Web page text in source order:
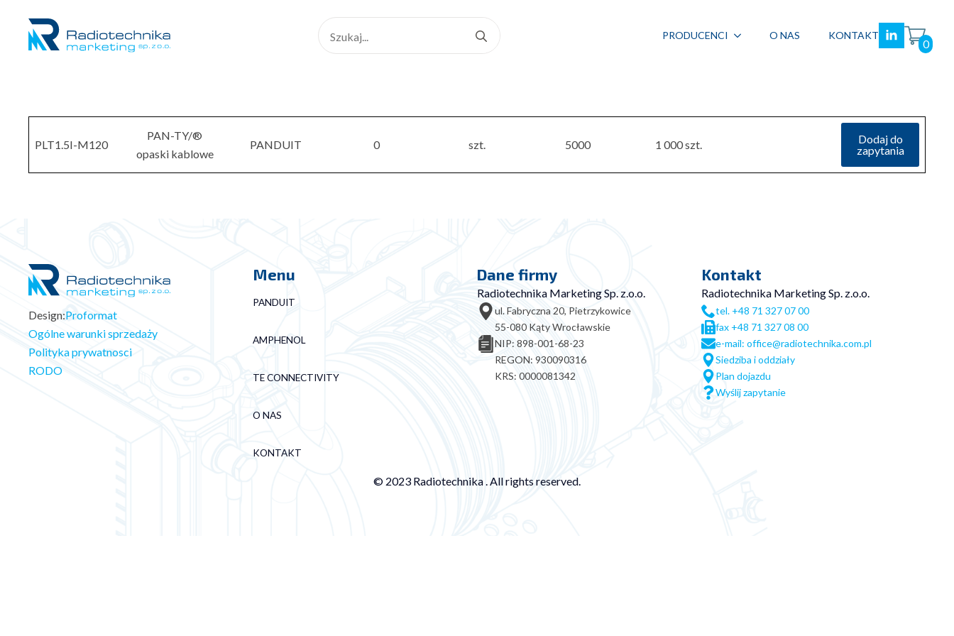
for:
PRODUCENCI O NAS KONTAKT
0
PLT1.5I-M120
PAN-TY/®
opaski kablowe
PANDUIT 0 szt. 5000 1 000 szt.
Dodaj do
zapytania
Design:Proformat
Ogólne warunki sprzedaży
Polityka prywatnosci
RODO
Menu
PANDUIT
AMPHENOL
TE CONNECTIVITY
O NAS
KONTAKT
Dane firmy
Radiotechnika Marketing Sp. z.o.o.
ul. Fabryczna 20, Pietrzykowice
55-080 Kąty Wrocławskie
NIP: 898-001-68-23
REGON: 930090316
KRS: 0000081342
Kontakt
Radiotechnika Marketing Sp. z.o.o.
tel. +48 71 327 07 00
fax +48 71 327 08 00
e-mail: office@radiotechnika.com.pl
Siedziba i oddziały
Plan dojazdu
Wyślij zapytanie
© 2023 Radiotechnika . All rights reserved.